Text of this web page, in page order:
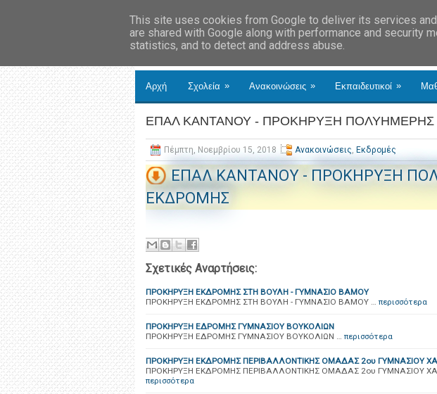
Αρχή Σχολεία » Ανακοινώσεις » Εκπαιδευτικοί »
ΕΠΑΛ ΚΑΝΤΑΝΟΥ - ΠΡΟΚΗΡΥΞΗ
Πέμπτη, Νοεμβρίου 15, 2018 Ανακοινώσεις, Εκδρομές
ΕΠΑΛ ΚΑΝΤΑΝΟΥ - ΠΡΟΚΗΡΥΞΗ
ΕΚΔΡΟΜΗΣ
Σχετικές Αναρτήσεις:
ΠΡΟΚΗΡΥΞΗ ΕΚΔΡΟΜΗΣ ΣΤΗ ΒΟΥΛΗ - ΓΥΜΝΑΣΙΟ ΒΑΜΟΥ
ΠΡΟΚΗΡΥΞΗ ΕΚΔΡΟΜΗΣ ΣΤΗ ΒΟΥΛΗ - ΓΥΜΝΑΣΙΟ ΒΑΜΟΥ … περισσότερα
ΠΡΟΚΗΡΥΞΗ ΕΔΡΟΜΗΣ ΓΥΜΝΑΣΙΟΥ ΒΟΥΚΟΛΙΩΝ
ΠΡΟΚΗΡΥΞΗ ΕΔΡΟΜΗΣ ΓΥΜΝΑΣΙΟΥ ΒΟΥΚΟΛΙΩΝ … περισσότερα
ΠΡΟΚΗΡΥΞΗ ΕΚΔΡΟΜΗΣ ΠΕΡΙΒΑΛΛΟΝΤΙΚΗΣ ΟΜΑΔΑΣ 2ου ΓΥΜΝΑΣΙΟΥ
ΠΡΟΚΗΡΥΞΗ ΕΚΔΡΟΜΗΣ ΠΕΡΙΒΑΛΛΟΝΤΙΚΗΣ ΟΜΑΔΑΣ 2ου ΓΥΜΝΑΣΙΟΥ
περισσότερα
This site uses cookies from Google to deliver its services
are shared with Google along with performance and security
statistics, and to detect and address abuse.